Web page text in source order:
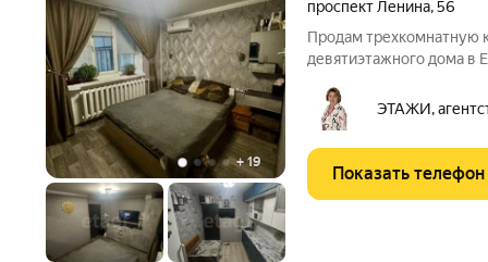
+19
проспект Ленина,56
Пpодам трехкомнатную
девятиэтажного дома в
комфортную кухню
санузел. В квартире
ЭТАЖИ,
Показать телефон